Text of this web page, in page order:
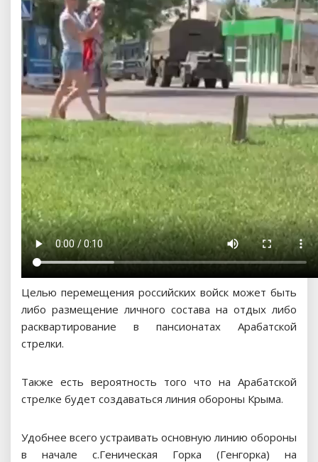
Целью перемещения российских войск может быть
либо размещение личного состава на отдых либо
расквартирование в пансионатах Арабатской
стрелки.
Также есть вероятность того что на Арабатской
стрелке будет создаваться линия обороны Крыма.
Удобнее всего устраивать основную линию обороны
в начале с.Геническая Горка (Генгорка) на